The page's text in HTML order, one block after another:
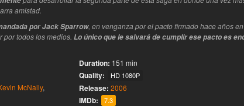
amistad.
por Jack Sparrow, en venganza por el pacto firmado hace años
por todos los medios. Lo único que le salvará de cumplir ese pacto es
McNally,
Duration: 151 min
Quality: HD 1080P
Release: 2006
IMDb: 7.3